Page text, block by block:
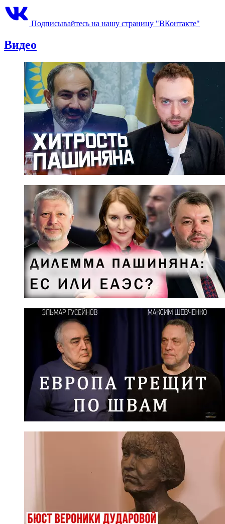
Подписывайтесь на нашу страницу "ВКонтакте"
Видео